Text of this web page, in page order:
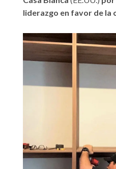
liderazgo en favor de la